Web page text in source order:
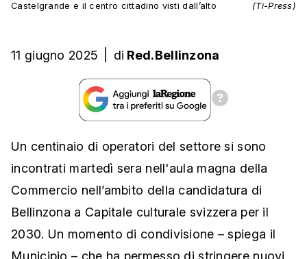
Castelgrande e il centro cittadino visti dall’alto (Ti-Press)
11 giugno 2025 di Red.Bellinzona
Un centinaio di operatori del settore si sono
incontrati martedì sera nell'aula magna della
Commercio nell’ambito della candidatura di
Bellinzona a Capitale culturale svizzera per il
2030. Un momento di condivisione – spiega il